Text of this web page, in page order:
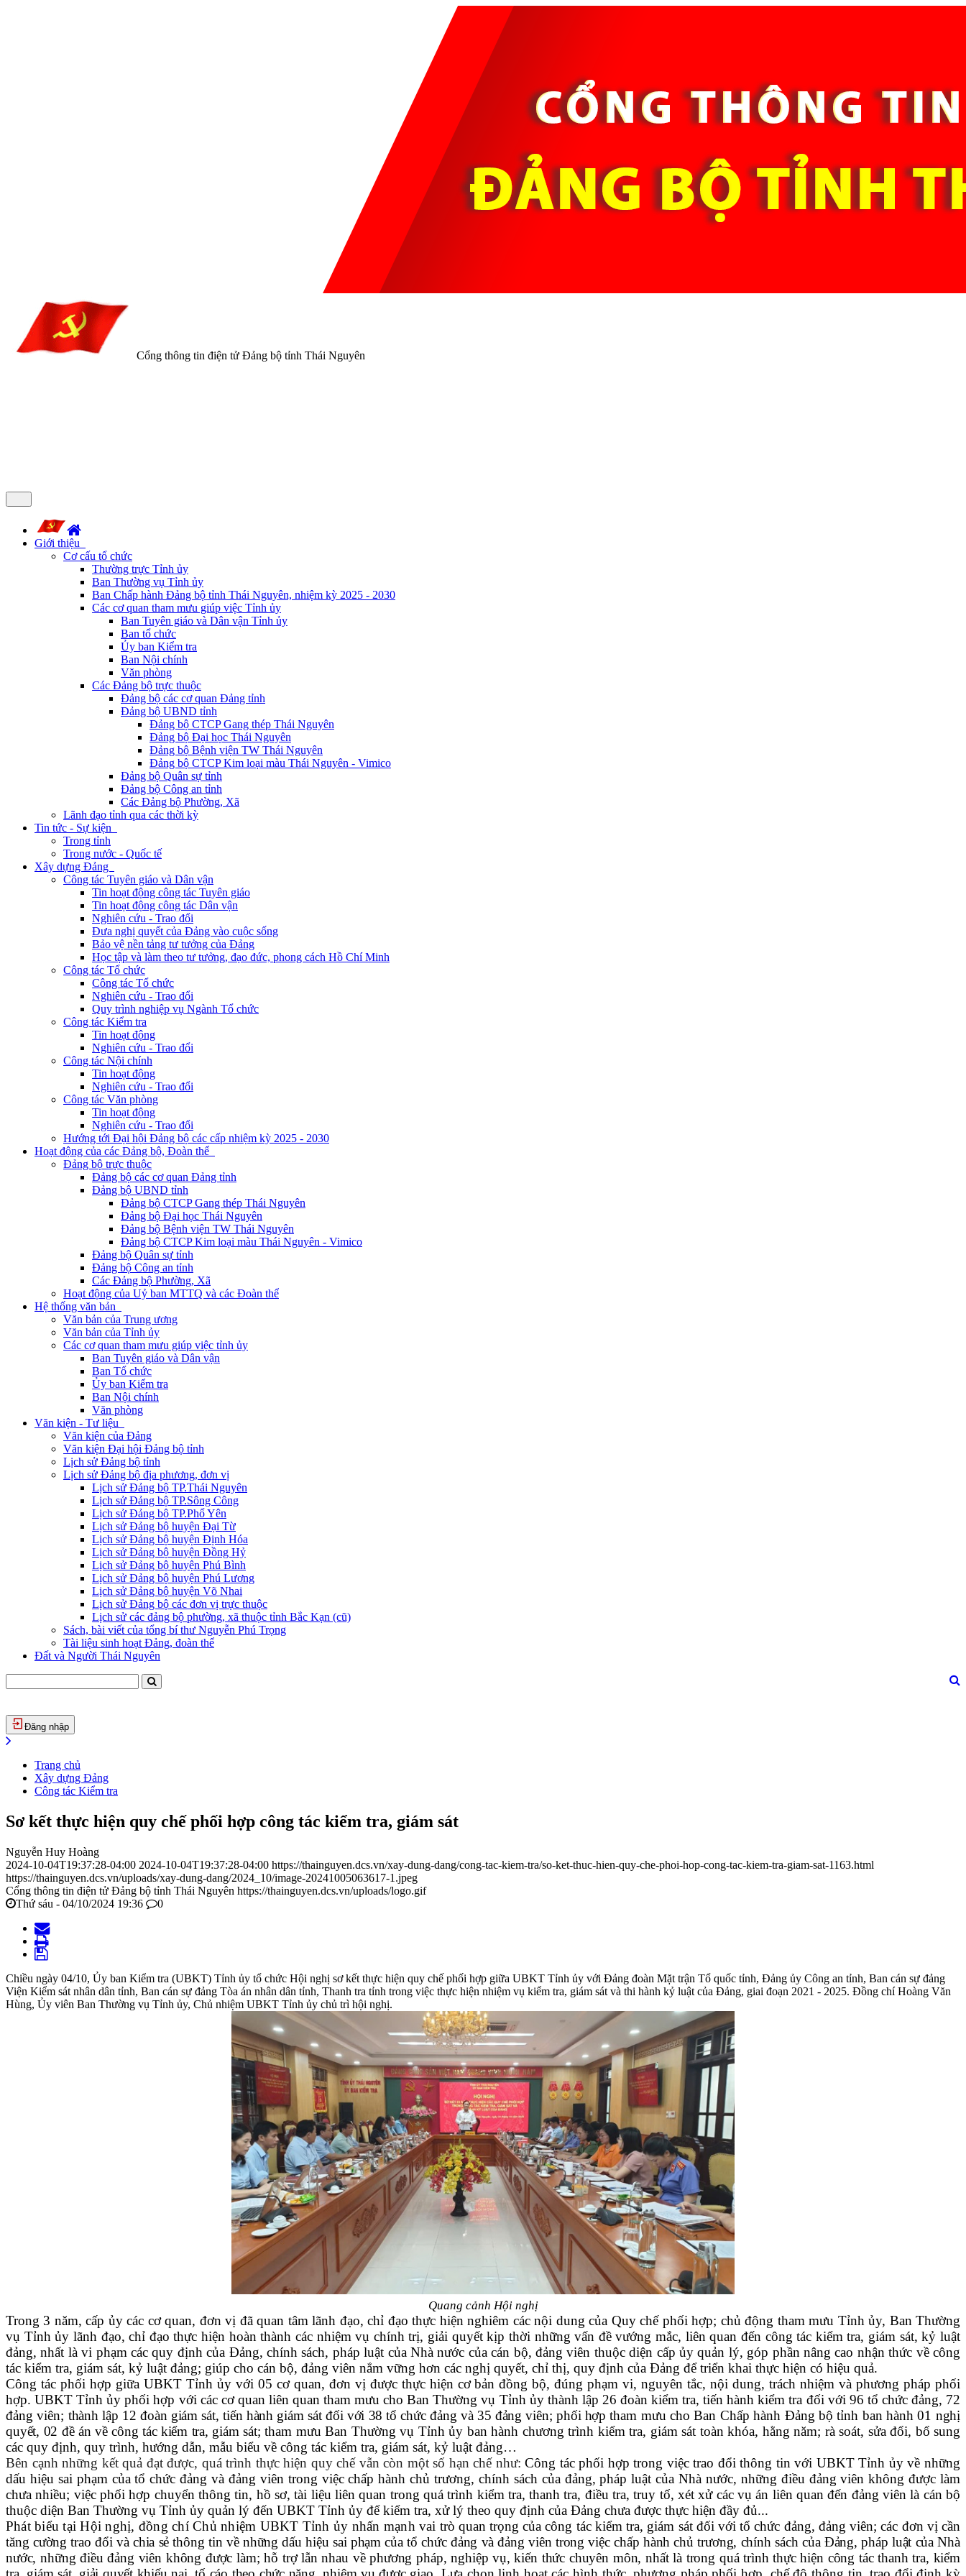
Cổng thông tin điện tử Đảng bộ tỉnh Thái Nguyên
Giới thiệu
Cơ cấu tổ chức
Thường trực Tỉnh ủy
Ban Thường vụ Tỉnh ủy
Ban Chấp hành Đảng bộ tỉnh Thái Nguyên, nhiệm kỳ 2025 - 2030
Các cơ quan tham mưu giúp việc Tỉnh ủy
Ban Tuyên giáo và Dân vận Tỉnh ủy
Ban tổ chức
Ủy ban Kiểm tra
Ban Nội chính
Văn phòng
Các Đảng bộ trực thuộc
Đảng bộ các cơ quan Đảng tỉnh
Đảng bộ UBND tỉnh
Đảng bộ CTCP Gang thép Thái Nguyên
Đảng bộ Đại học Thái Nguyên
Đảng bộ Bệnh viện TW Thái Nguyên
Đảng bộ CTCP Kim loại màu Thái Nguyên - Vimico
Đảng bộ Quân sự tỉnh
Đảng bộ Công an tỉnh
Các Đảng bộ Phường, Xã
Lãnh đạo tỉnh qua các thời kỳ
Tin tức - Sự kiện
Trong tỉnh
Trong nước - Quốc tế
Xây dựng Đảng
Công tác Tuyên giáo và Dân vận
Tin hoạt động công tác Tuyên giáo
Tin hoạt động công tác Dân vận
Nghiên cứu - Trao đổi
Đưa nghị quyết của Đảng vào cuộc sống
Bảo vệ nền tảng tư tưởng của Đảng
Học tập và làm theo tư tưởng, đạo đức, phong cách Hồ Chí Minh
Công tác Tổ chức
Công tác Tổ chức
Nghiên cứu - Trao đổi
Quy trình nghiệp vụ Ngành Tổ chức
Công tác Kiểm tra
Tin hoạt động
Nghiên cứu - Trao đổi
Công tác Nội chính
Tin hoạt động
Nghiên cứu - Trao đổi
Công tác Văn phòng
Tin hoạt động
Nghiên cứu - Trao đổi
Hướng tới Đại hội Đảng bộ các cấp nhiệm kỳ 2025 - 2030
Hoạt động của các Đảng bộ, Đoàn thể
Đảng bộ trực thuộc
Đảng bộ các cơ quan Đảng tỉnh
Đảng bộ UBND tỉnh
Đảng bộ CTCP Gang thép Thái Nguyên
Đảng bộ Đại học Thái Nguyên
Đảng bộ Bệnh viện TW Thái Nguyên
Đảng bộ CTCP Kim loại màu Thái Nguyên - Vimico
Đảng bộ Quân sự tỉnh
Đảng bộ Công an tỉnh
Các Đảng bộ Phường, Xã
Hoạt động của Uỷ ban MTTQ và các Đoàn thể
Hệ thống văn bản
Văn bản của Trung ương
Văn bản của Tỉnh ủy
Các cơ quan tham mưu giúp việc tỉnh ủy
Ban Tuyên giáo và Dân vận
Ban Tổ chức
Ủy ban Kiểm tra
Ban Nội chính
Văn phòng
Văn kiện - Tư liệu
Văn kiện của Đảng
Văn kiện Đại hội Đảng bộ tỉnh
Lịch sử Đảng bộ tỉnh
Lịch sử Đảng bộ địa phương, đơn vị
Lịch sử Đảng bộ TP.Thái Nguyên
Lịch sử Đảng bộ TP.Sông Công
Lịch sử Đảng bộ TP.Phổ Yên
Lịch sử Đảng bộ huyện Đại Từ
Lịch sử Đảng bộ huyện Định Hóa
Lịch sử Đảng bộ huyện Đồng Hỷ
Lịch sử Đảng bộ huyện Phú Bình
Lịch sử Đảng bộ huyện Phú Lương
Lịch sử Đảng bộ huyện Võ Nhai
Lịch sử Đảng bộ các đơn vị trực thuộc
Lịch sử các đảng bộ phường, xã thuộc tỉnh Bắc Kạn (cũ)
Sách, bài viết của tổng bí thư Nguyễn Phú Trọng
Tài liệu sinh hoạt Đảng, đoàn thể
Đất và Người Thái Nguyên
Đăng nhập
Trang chủ
Xây dựng Đảng
Công tác Kiểm tra
Sơ kết thực hiện quy chế phối hợp công tác kiểm tra, giám sát
Nguyễn Huy Hoàng
2024-10-04T19:37:28-04:00 2024-10-04T19:37:28-04:00 https://thainguyen.dcs.vn/xay-dung-dang/cong-tac-kiem-tra/so-ket-thuc-hien-quy-che-phoi-hop-cong-tac-kiem-tra-giam-sat-1163.html
https://thainguyen.dcs.vn/uploads/xay-dung-dang/2024_10/image-20241005063617-1.jpeg
Cổng thông tin điện tử Đảng bộ tỉnh Thái Nguyên https://thainguyen.dcs.vn/uploads/logo.gif
Thứ sáu - 04/10/2024 19:36
0
Chiều ngày 04/10, Ủy ban Kiểm tra (UBKT) Tỉnh ủy tổ chức Hội nghị sơ kết thực hiện quy chế phối hợp giữa UBKT Tỉnh ủy với Đảng đoàn Mặt trận Tổ quốc tỉnh, Đảng ủy Công an tỉnh, Ban cán sự đảng
Viện Kiểm sát nhân dân tỉnh, Ban cán sự đảng Tòa án nhân dân tỉnh, Thanh tra tỉnh trong việc thực hiện nhiệm vụ kiểm tra, giám sát và thi hành kỷ luật của Đảng, giai đoạn 2021 - 2025. Đồng chí Hoàng Văn
Hùng, Ủy viên Ban Thường vụ Tỉnh ủy, Chủ nhiệm UBKT Tỉnh ủy chủ trì hội nghị.
Quang cảnh Hội nghị
Trong 3 năm, cấp ủy các cơ quan, đơn vị đã quan tâm lãnh đạo, chỉ đạo thực hiện nghiêm các nội dung của Quy chế phối hợp; chủ động tham mưu Tỉnh ủy, Ban Thường
vụ Tỉnh ủy lãnh đạo, chỉ đạo thực hiện hoàn thành các nhiệm vụ chính trị, giải quyết kịp thời những vấn đề vướng mắc, liên quan đến công tác kiểm tra, giám sát, kỷ luật
đảng, nhất là vi phạm các quy định của Đảng, chính sách, pháp luật của Nhà nước của cán bộ, đảng viên thuộc diện cấp ủy quản lý, góp phần nâng cao nhận thức về công
tác kiểm tra, giám sát, kỷ luật đảng; giúp cho cán bộ, đảng viên nắm vững hơn các nghị quyết, chỉ thị, quy định của Đảng để triển khai thực hiện có hiệu quả.
Công tác phối hợp giữa UBKT Tỉnh ủy với 05 cơ quan, đơn vị được thực hiện cơ bản đồng bộ, đúng phạm vi, nguyên tắc, nội dung, trách nhiệm và phương pháp phối
hợp.UBKT Tỉnh ủy phối hợp với các cơ quan liên quan tham mưuchoBan Thường vụ Tỉnh ủythành lập 26 đoàn kiểm tra,tiến hành kiểm tra đối với 96 tổ chức đảng, 72
đảng viên; thành lập 12 đoàn giám sát, tiến hành giám sát đối với 38 tổ chức đảng và 35 đảng viên; phối hợptham mưu choBan Chấp hành Đảng bộ tỉnh ban hành01 nghị
quyết, 02 đề án về công tác kiểm tra, giám sát;tham mưu Ban Thường vụ Tỉnh ủy ban hành chương trình kiểm tra, giám sát toàn khóa, hằng năm; rà soát, sửa đổi, bổ sung
các quy định, quy trình, hướng dẫn, mẫu biểu về công tác kiểm tra, giám sát, kỷ luật đảng…
Bên cạnh những kết quả đạt được, quá trình thực hiện quy chế vẫn còn một số hạn chế như:Công tác phối hợp trong việc trao đổi thông tin với UBKT Tỉnh ủy về những
dấu hiệu sai phạm của tổ chức đảng và đảng viên trong việc chấp hành chủ trương, chính sách của đảng, pháp luật của Nhà nước, những điều đảng viên không được làm
chưa nhiều; việc phối hợp chuyển thông tin, hồ sơ, tài liệu liên quan trong quá trình kiểm tra, thanh tra, điều tra, truy tố, xét xử các vụ án liên quan đến đảng viên là cán bộ
thuộc diện Ban Thường vụ Tỉnh ủy quản lý đến UBKT Tỉnh ủy để kiểm tra, xử lý theo quy định của Đảng chưa được thực hiện đầy đủ...
Phát biểu tại Hội nghị, đồng chí Chủ nhiệm UBKT Tỉnh ủy nhấn mạnhvai trò quan trọng của công tác kiểm tra, giám sát đối với tổ chức đảng, đảng viên; các đơn vị cần
tăng cường trao đổi và chia sẻ thông tin về những dấu hiệu sai phạm của tổ chức đảng và đảng viên trong việc chấp hành chủ trương, chính sách của Đảng, pháp luật của Nhà
nước, những điều đảng viên không được làm; hỗ trợ lẫn nhau về phương pháp, nghiệp vụ, kiến thức chuyên môn, nhất là trong quá trình thực hiện công tác thanh tra, kiểm